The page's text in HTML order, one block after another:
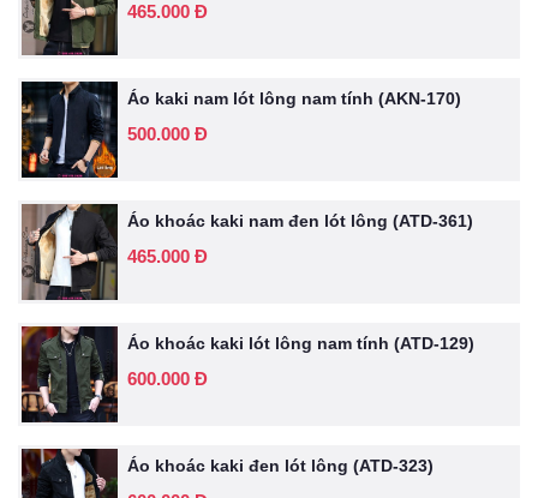
465.000 Đ
Áo kaki nam lót lông nam tính (AKN-170)
500.000 Đ
Áo khoác kaki nam đen lót lông (ATD-361)
465.000 Đ
Áo khoác kaki lót lông nam tính (ATD-129)
600.000 Đ
Áo khoác kaki đen lót lông (ATD-323)